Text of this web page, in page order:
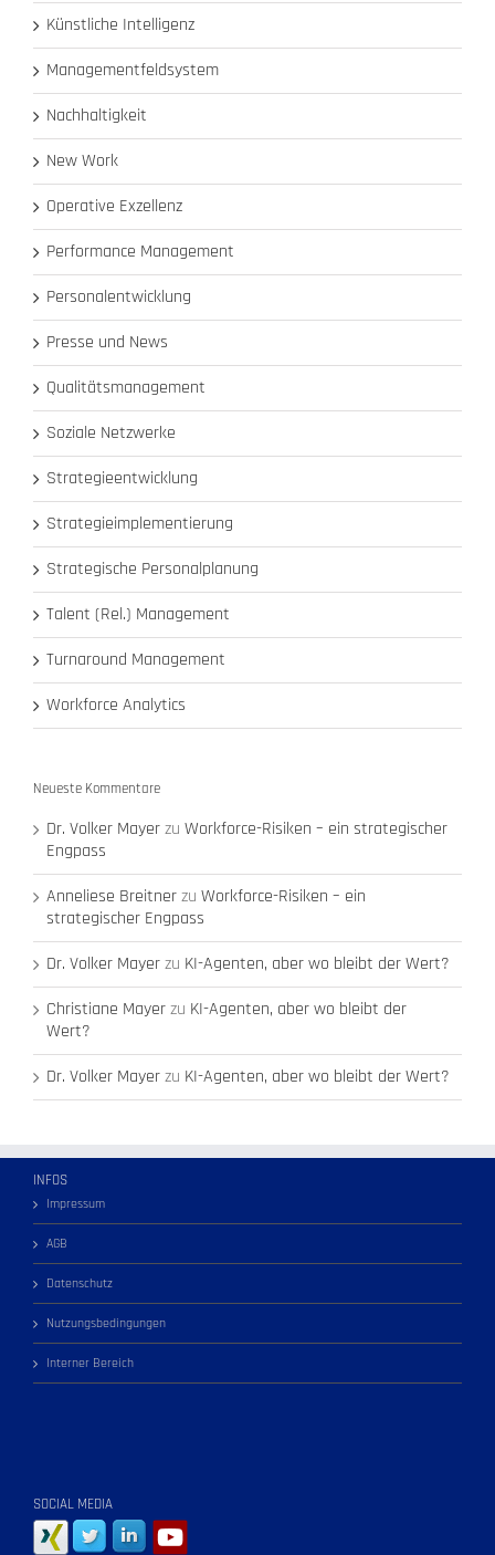
Künstliche Intelligenz
Managementfeldsystem
Nachhaltigkeit
New Work
Operative Exzellenz
Performance Management
Personalentwicklung
Presse und News
Qualitätsmanagement
Soziale Netzwerke
Strategieentwicklung
Strategieimplementierung
Strategische Personalplanung
Talent (Rel.) Management
Turnaround Management
Workforce Analytics
Neueste Kommentare
Dr. Volker Mayerzu Workforce-Risiken – ein strategischer
Engpass
Anneliese Breitnerzu Workforce-Risiken – ein
strategischer Engpass
Dr. Volker Mayerzu KI-Agenten, aber wo bleibt der Wert?
Christiane Mayerzu KI-Agenten, aber wo bleibt der
Wert?
Dr. Volker Mayerzu KI-Agenten, aber wo bleibt der Wert?
INFOS
Impressum
AGB
Datenschutz
Nutzungsbedingungen
Interner Bereich
SOCIAL MEDIA